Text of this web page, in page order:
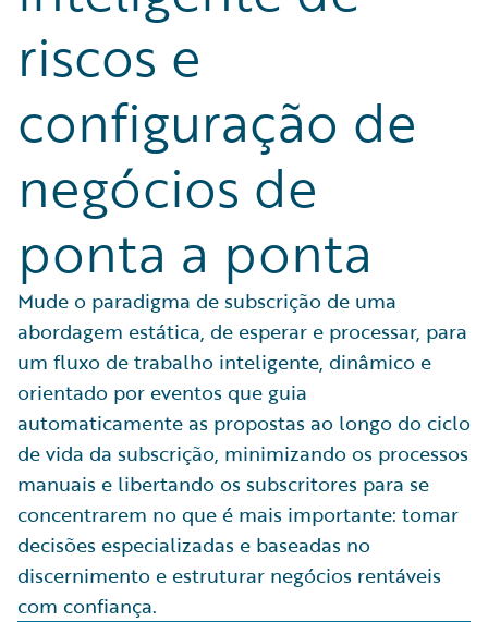
riscos e
configuração de
negócios de
ponta a ponta
Mude o paradigma de subscrição de uma
abordagem estática, de esperar e processar, para
um fluxo de trabalho inteligente, dinâmico e
orientado por eventos que guia
automaticamente as propostas ao longo do ciclo
de vida da subscrição, minimizando os processos
manuais e libertando os subscritores para se
concentrarem no que é mais importante: tomar
decisões especializadas e baseadas no
discernimento e estruturar negócios rentáveis
com confiança.